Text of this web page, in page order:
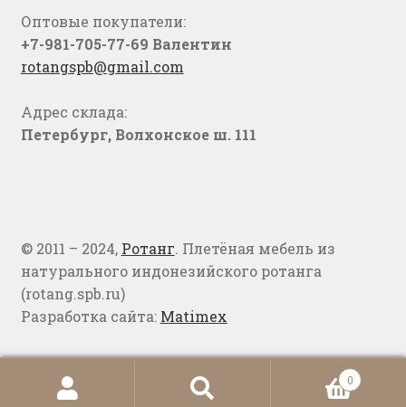
Оптовые покупатели:
+7-981-705-77-69 Валентин
rotangspb@gmail.com
Адрес склада:
Петербург, Волхонское ш. 111
© 2011 – 2024, Ротанг. Плетёная мебель из
натурального индонезийского ротанга
(rotang.spb.ru)
Разработка сайта: Matimex
Искать:
0